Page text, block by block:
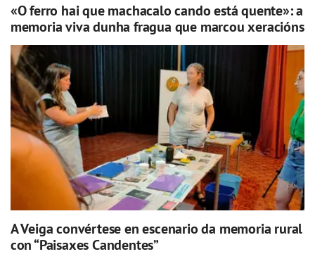
«O ferro hai que machacalo cando está quente»: a
memoria viva dunha fragua que marcou xeracións
A Veiga convértese en escenario da memoria rural
con “Paisaxes Candentes”